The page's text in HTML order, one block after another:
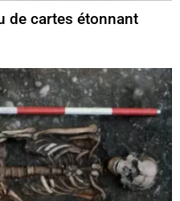
de cartes étonnant